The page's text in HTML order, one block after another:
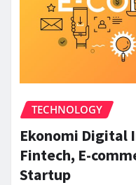
TECHNOLOGY
Ekonomi Digital
Fintech, E-
Startup